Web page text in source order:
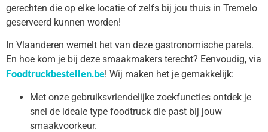
gerechten die op elke locatie of zelfs bij jou thuis in Tremelo
geserveerd kunnen worden!
In Vlaanderen wemelt het van deze gastronomische parels.
En hoe kom je bij deze smaakmakers terecht? Eenvoudig, via
Foodtruckbestellen.be! Wij maken het je gemakkelijk:
Met onze gebruiksvriendelijke zoekfuncties ontdek je
snel de ideale type foodtruck die past bij jouw
smaakvoorkeur.